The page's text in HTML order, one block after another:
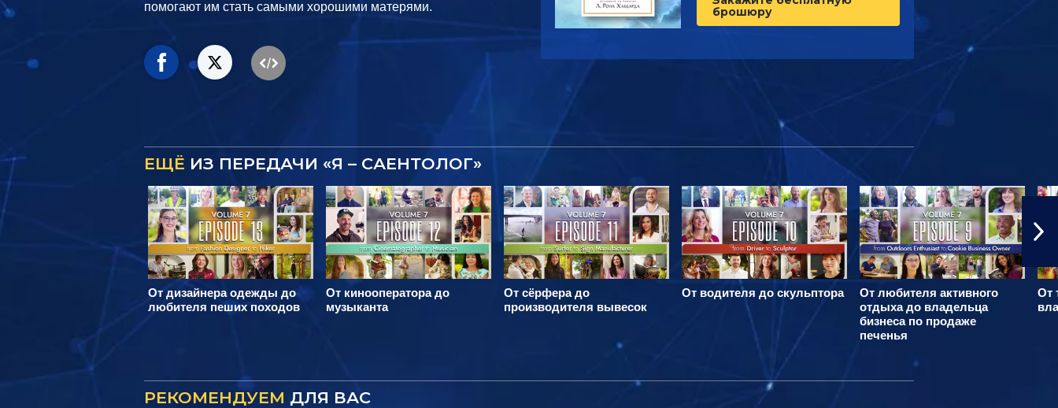
помогают им стать самыми хорошими матерями.
брошюру
ЕЩЁ ИЗ ПЕРЕДАЧИ «Я – САЕНТОЛОГ»
От дизайнера одежды до
любителя пеших походов
От кинооператора до
музыканта
От сёрфера до
производителя вывесок
От водителя до скульптора
От любителя активного
отдыха до владельца
бизнеса по продаже
печенья
От
РЕКОМЕНДУЕМ ДЛЯ ВАС